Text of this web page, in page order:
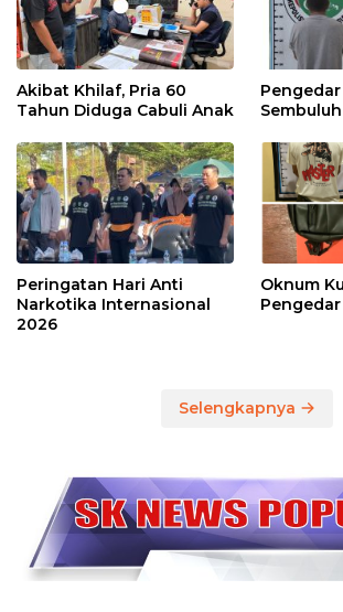
Akibat Khilaf, Pria 60
Tahun Diduga Cabuli Anak
Peringatan Hari Anti
Narkotika Internasional
2026
Oknum
Selengkapnya